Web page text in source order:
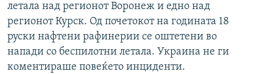
летала над регионот Воронеж и едно над
регионот Курск. Од почетокот на годината 18
руски нафтени рафинерии се оштетени во
напади со беспилотни летала. Украина не ги
коментираше повеќето инциденти.